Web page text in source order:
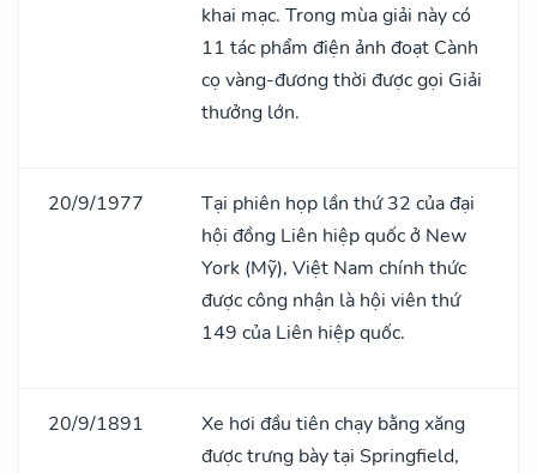
khai mạc. Trong mùa giải này có
11 tác phẩm điện ảnh đoạt Cành
cọ vàng-đương thời được gọi Giải
thưởng lớn.
20/9/1977
Tại phiên họp lần thứ 32 của đại
hội đồng Liên hiệp quốc ở New
York (Mỹ), Việt Nam chính thức
được công nhận là hội viên thứ
149 của Liên hiệp quốc.
20/9/1891
Xe hơi đầu tiên chạy bằng xăng
được trưng bày tại Springfield,